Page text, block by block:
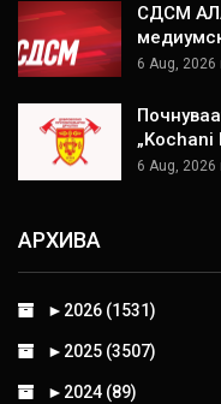
СДСМ
6 Aug, 2026
„Kochani
6 Aug, 2026
АРХИВА
► 2026 (1531)
► 2025 (3507)
► 2024 (89)